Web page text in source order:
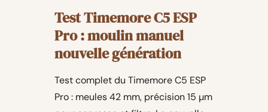
Test Timemore C5 ESP
Pro : moulin manuel
nouvelle génération
Test complet du Timemore C5 ESP
Pro : meules 42 mm, précision 15 µm